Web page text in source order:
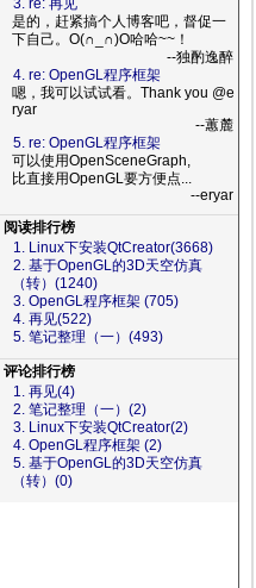
3. re: 再见
是的，赶紧搞个人博客吧，督促一
下自己。O(∩_∩)O哈哈~~！
--独酌逸醉
4. re: OpenGL程序框架
嗯，我可以试试看。Thank you @e
ryar
--蕙麓
5. re: OpenGL程序框架
可以使用OpenSceneGraph,
比直接用OpenGL要方便点...
--eryar
阅读排行榜
1. Linux下安装QtCreator(3668)
2. 基于OpenGL的3D天空仿真
（转）(1240)
3. OpenGL程序框架 (705)
4. 再见(522)
5. 笔记整理（一）(493)
评论排行榜
1. 再见(4)
2. 笔记整理（一）(2)
3. Linux下安装QtCreator(2)
4. OpenGL程序框架 (2)
5. 基于OpenGL的3D天空仿真
（转）(0)